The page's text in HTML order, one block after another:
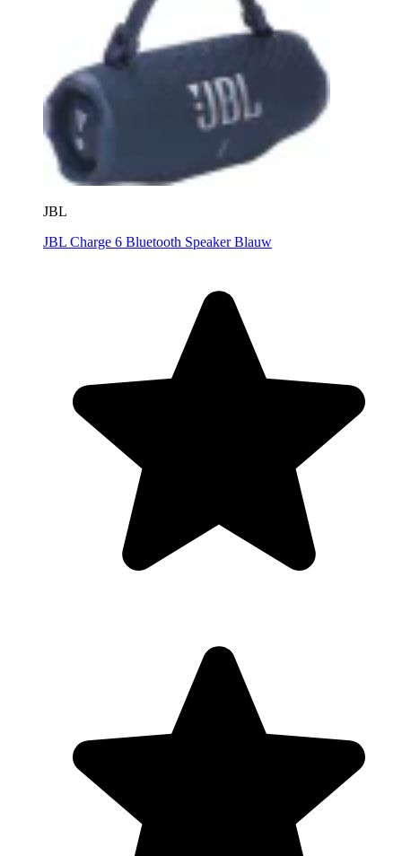
JBL
JBL Charge 6 Bluetooth Speaker Blauw